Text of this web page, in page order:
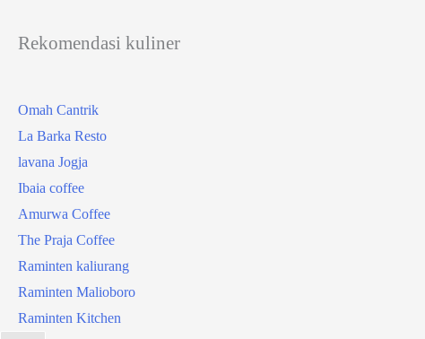
Rekomendasi kuliner
Omah Cantrik
La Barka Resto
lavana Jogja
Ibaia coffee
Amurwa Coffee
The Praja Coffee
Raminten kaliurang
Raminten Malioboro
Raminten Kitchen